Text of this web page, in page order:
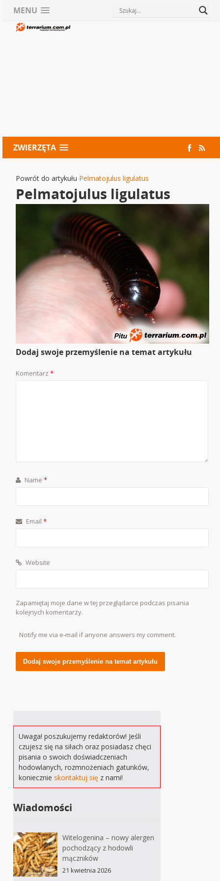
MENU
ZWIERZĘTA
Powrót do artykułu Pelmatojulus ligulatus
Pelmatojulus ligulatus
Dodaj swoje przemyślenie na temat artykułu
Komentarz*
Name*
Email*
Website
Zapamiętaj moje dane w tej przeglądarce podczas pisania
kolejnych komentarzy.
Notify me via e-mail if anyone answers my comment.
Uwaga! poszukujemy redaktorów! Jeśli
czujesz się na siłach oraz posiadasz chęci
pisania o swoich doświadczeniach
hodowlanych, rozmnożeniach gatunków,
koniecznieskontaktuj się z nami!
Wiadomości
Witelogenina – nowy alergen
pochodzący z hodowli
mączników
21 kwietnia 2026